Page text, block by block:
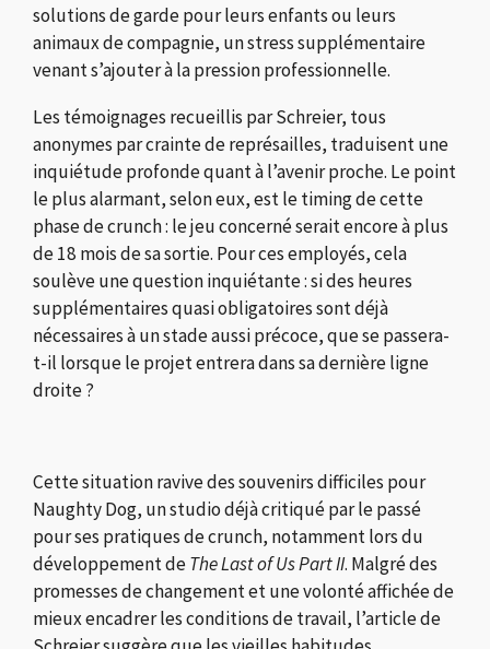
solutions de garde pour leurs enfants ou leurs
animaux de compagnie, un stress supplémentaire
venant s’ajouter à la pression professionnelle.
Les témoignages recueillis par Schreier, tous
anonymes par crainte de représailles, traduisent une
inquiétude profonde quant à l’avenir proche. Le point
le plus alarmant, selon eux, est le timing de cette
phase de crunch : le jeu concerné serait encore à plus
de 18 mois de sa sortie. Pour ces employés, cela
soulève une question inquiétante : si des heures
supplémentaires quasi obligatoires sont déjà
nécessaires à un stade aussi précoce, que se passera-
t-il lorsque le projet entrera dans sa dernière ligne
droite ?
Cette situation ravive des souvenirs difficiles pour
Naughty Dog, un studio déjà critiqué par le passé
pour ses pratiques de crunch, notamment lors du
développement deThe Last of Us Part II. Malgré des
promesses de changement et une volonté affichée de
mieux encadrer les conditions de travail, l’article de